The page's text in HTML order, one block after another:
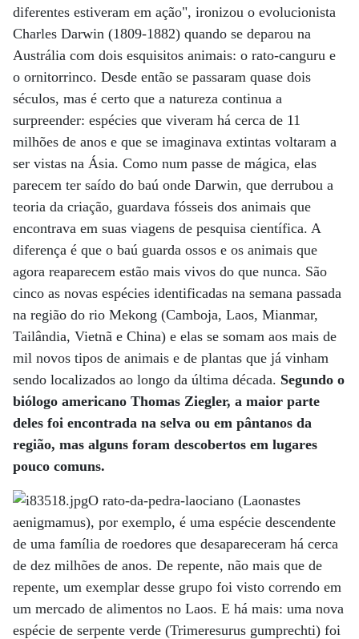
diferentes estiveram em ação", ironizou o evolucionista
Charles Darwin (1809-1882) quando se deparou na
Austrália com dois esquisitos animais: o rato-canguru e
o ornitorrinco. Desde então se passaram quase dois
séculos, mas é certo que a natureza continua a
surpreender: espécies que viveram há cerca de 11
milhões de anos e que se imaginava extintas voltaram a
ser vistas na Ásia. Como num passe de mágica, elas
parecem ter saído do baú onde Darwin, que derrubou a
teoria da criação, guardava fósseis dos animais que
encontrava em suas viagens de pesquisa científica. A
diferença é que o baú guarda ossos e os animais que
agora reaparecem estão mais vivos do que nunca. São
cinco as novas espécies identificadas na semana passada
na região do rio Mekong (Camboja, Laos, Mianmar,
Tailândia, Vietnã e China) e elas se somam aos mais de
mil novos tipos de animais e de plantas que já vinham
sendo localizados ao longo da última década. Segundo o
biólogo americano Thomas Ziegler, a maior parte
deles foi encontrada na selva ou em pântanos da
região, mas alguns foram descobertos em lugares
pouco comuns.
O rato-da-pedra-laociano (Laonastes
aenigmamus), por exemplo, é uma espécie descendente
de uma família de roedores que desapareceram há cerca
de dez milhões de anos. De repente, não mais que de
repente, um exemplar desse grupo foi visto correndo em
um mercado de alimentos no Laos. E há mais: uma nova
espécie de serpente verde (Trimeresurus gumprechti) foi